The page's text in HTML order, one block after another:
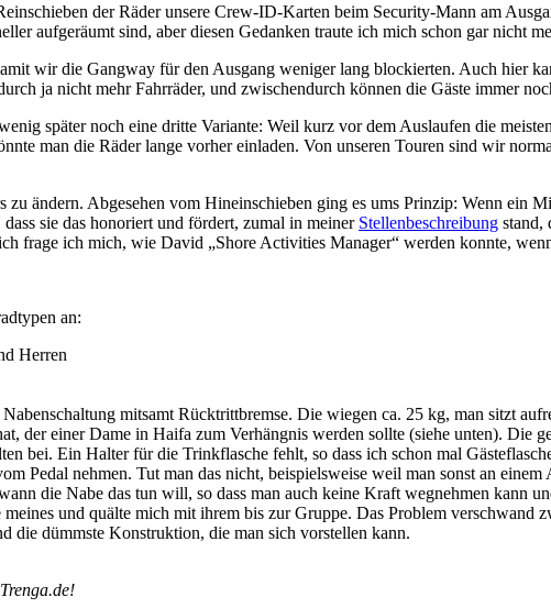
der Räder unsere Crew-ID-Karten beim Security-Mann am
aufgeräumt sind, aber diesen Gedanken traute ich mich schon gar nicht
wir die Gangway für den Ausgang weniger lang blockierten. Auch hier
ja nicht mehr Fahrräder, und zwischendurch können die Gäste immer
später noch eine dritte Variante: Weil kurz vor dem Auslaufen die
man die Räder lange vorher einladen. Von unseren Touren sind wir
ändern. Abgesehen vom Hineinschieben ging es ums Prinzip: Wenn ein
sie das honoriert und fördert, zumal in meiner Stellenbeschreibung stand,
frage ich mich, wie David „Shore Activities Manager“ werden konnte,
an:
Herren
mitsamt Rücktrittbremse. Die wiegen ca. 25 kg, man sitzt
der einer Dame in Haifa zum Verhängnis werden sollte (siehe unten). Die
bei. Ein Halter für die Trinkflasche fehlt, so dass ich schon mal
Pedal nehmen. Tut man das nicht, beispielsweise weil man sonst an
die Nabe das tun will, so dass man auch keine Kraft wegnehmen kann
und quälte mich mit ihrem bis zur Gruppe. Das Problem verschwand
die dümmste Konstruktion, die man sich vorstellen kann.